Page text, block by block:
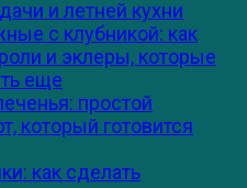
и летней кухни
с клубникой: как
и эклеры, которые
еще
простой
который готовится
как сделать